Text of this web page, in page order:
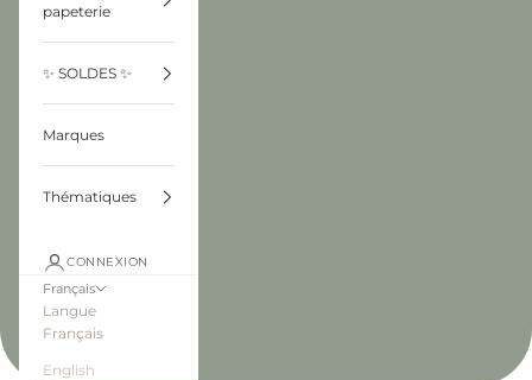
papeterie
✨ SOLDES ✨
Marques
Thématiques
CONNEXION
Français
Langue
Français
English